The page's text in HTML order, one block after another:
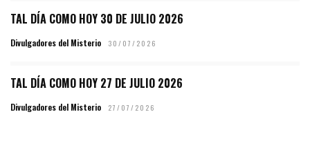
TAL DÍA COMO HOY 30 DE JULIO 2026
Divulgadores del Misterio 30/07/2026
TAL DÍA COMO HOY 27 DE JULIO 2026
Divulgadores del Misterio 27/07/2026